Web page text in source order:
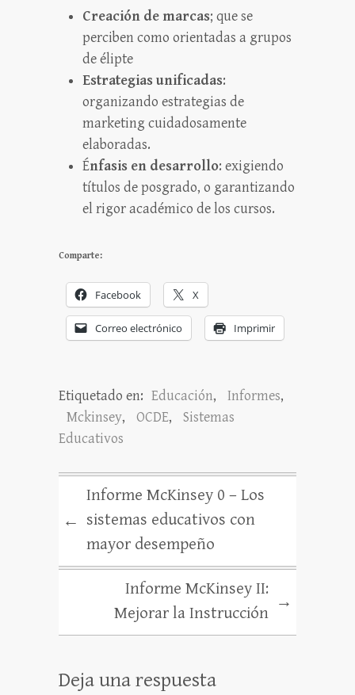
Creación de marcas; que se
perciben como orientadas a grupos
de élipte
Estrategias unificadas:
organizando estrategias de
marketing cuidadosamente
elaboradas.
Énfasis en desarrollo: exigiendo
títulos de posgrado, o garantizando
el rigor académico de los cursos.
Comparte:
Facebook X
Correo electrónico Imprimir
Etiquetado en: Educación, Informes,
Mckinsey, OCDE,
Sistemas
Educativos
←
Informe McKinsey 0 – Los
sistemas educativos con
mayor desempeño
Informe McKinsey II:
Mejorar la Instrucción
→
Deja una respuesta